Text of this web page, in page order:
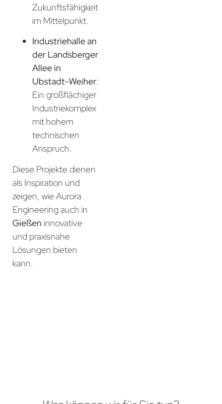
Zukunftsfähigkeit
im Mittelpunkt.
Industriehalle an
der Landsberger
Allee in
Ubstadt-Weiher:
Ein großflächiger
Industriekomplex
mit hohem
technischen
Anspruch.
Diese Projekte dienen
als Inspiration und
zeigen, wie Aurora
Engineering auch in
Gießen innovative
und praxisnahe
Lösungen bieten
kann.